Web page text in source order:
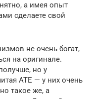
а имея опыт
сделаете свой
не очень богат,
на оригинале.
но у
АТЕ — у них очень
такое же, а